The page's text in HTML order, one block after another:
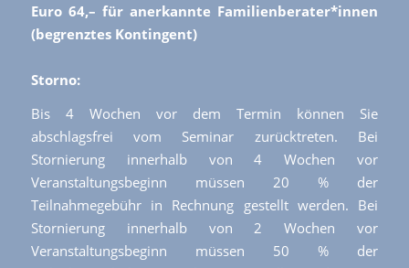
Euro 64,– für anerkannte Familienberater*innen
(begrenztes Kontingent)
Storno:
Bis 4 Wochen vor dem Termin können Sie
abschlagsfrei vom Seminar zurücktreten. Bei
Stornierung innerhalb von 4 Wochen vor
Veranstaltungsbeginn müssen 20 % der
Teilnahmegebühr in Rechnung gestellt werden. Bei
Stornierung innerhalb von 2 Wochen vor
Veranstaltungsbeginn müssen 50 % der